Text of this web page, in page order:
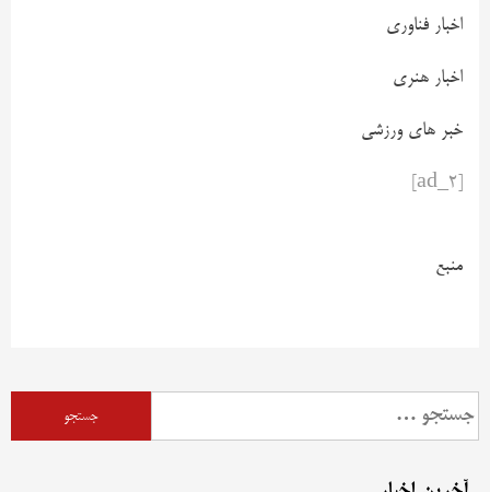
اخبار فناوری
اخبار هنری
خبر های ورزشی
منبع